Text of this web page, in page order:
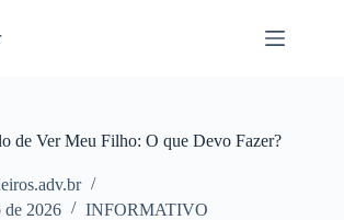
de Ver Meu Filho: O que Devo Fazer?
de 2026
INFORMATIVO